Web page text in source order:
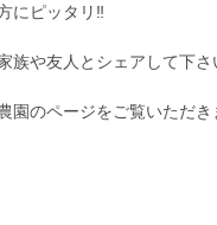
にピッタリ‼︎
族や友人とシェアして下さ
園のページをご覧いただ